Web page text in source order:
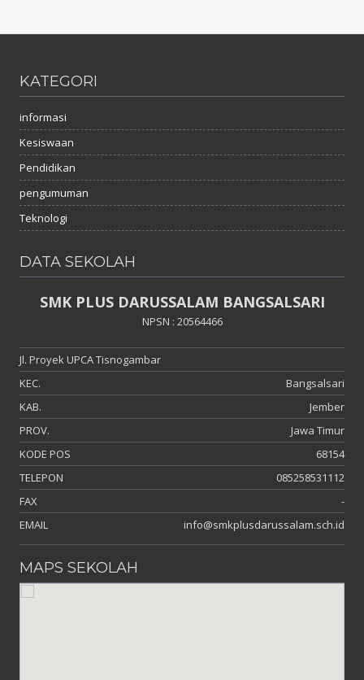
KATEGORI
informasi
Kesiswaan
Pendidikan
pengumuman
Teknologi
DATA SEKOLAH
SMK PLUS DARUSSALAM BANGSALSARI
NPSN : 20564466
Jl. Proyek UPCA Tisnogambar
KEC.
Bangsalsari
KAB.
Jember
PROV.
Jawa Timur
KODE POS
68154
TELEPON
085258531112
FAX
-
EMAIL
info@smkplusdarussalam.sch.id
MAPS SEKOLAH